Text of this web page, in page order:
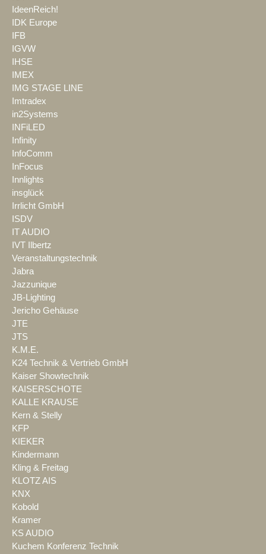
IdeenReich!
IDK Europe
IFB
IGVW
IHSE
IMEX
IMG STAGE LINE
Imtradex
in2Systems
INFiLED
Infinity
InfoComm
InFocus
Innlights
insglück
Irrlicht GmbH
ISDV
IT AUDIO
IVT Ilbertz
Veranstaltungstechnik
Jabra
Jazzunique
JB-Lighting
Jericho Gehäuse
JTE
JTS
K.M.E.
K24 Technik & Vertrieb GmbH
Kaiser Showtechnik
KAISERSCHOTE
KALLE KRAUSE
Kern & Stelly
KFP
KIEKER
Kindermann
Kling & Freitag
KLOTZ AIS
KNX
Kobold
Kramer
KS AUDIO
Kuchem Konferenz Technik